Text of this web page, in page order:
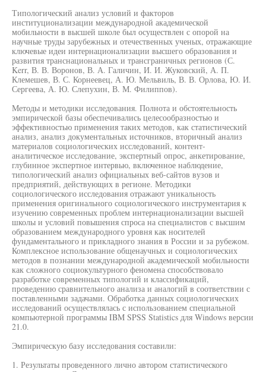
Типологический анализ условий и факторов
институционализации международной академической
мобильности в высшей школе был осуществлен с опорой на
научные труды зарубежных и отечественных ученых, отражающие
ключевые идеи интернационализации высшего образования и
развития транснациональных и трансграничных регионов (С.
Kerr, В. В. Воронов, В. А. Галичин, И. И. Жуковский, А. П.
Клемешев, В. С. Корнеевец, А. Ю. Мельвиль, В. В. Орлова, Ю. И.
Сергеева, А. Ю. Слепухин, В. М. Филиппов).
Методы и методики исследования. Полнота и обстоятельность
эмпирической базы обеспечивались целесообразностью и
эффективностью применения таких методов, как статистический
анализ, анализ документальных источников, вторичный анализ
материалов социологических исследований, контент-
аналитическое исследование, экспертный опрос, анкетирование,
глубинное экспертное интервью, включенное наблюдение,
типологический анализ официальных веб-сайтов вузов и
предприятий, действующих в регионе. Методики
социологического исследования отражают уникальность
применения оригинального социологического инструментария к
изучению современных проблем интернационализации высшей
школы и условий повышения спроса на специалистов с высшим
образованием международного уровня как носителей
фундаментального и прикладного знания в России и за рубежом.
Комплексное использование общенаучных и социологических
методов в познании международной академической мобильности
как сложного социокультурного феномена способствовало
разработке современных типологий и классификаций,
проведению сравнительного анализа и аналогий в соответствии с
поставленными задачами. Обработка данных социологических
исследований осуществлялась с использованием специальной
компьютерной программы IBM SPSS Statistics для Windows версии
21.0.
Эмпирическую базу исследования составили:
1. Результаты проведенного лично автором статистического